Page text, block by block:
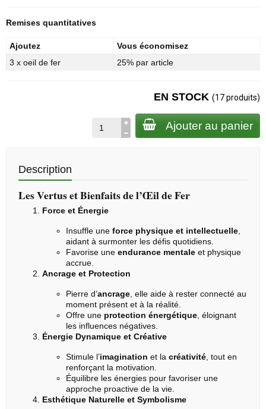
Remises quantitatives
Ajoutez
Vous économisez
3 x oeil de fer
25% par article
EN STOCK (17 produits)
Ajouter au panier
Description
Les Vertus et Bienfaits de l’Œil de Fer
Force et Énergie
Insuffle une force physique et intellectuelle
aidant à surmonter les défis quotidiens.
Favorise une endurance mentale et physique
accrue.
Ancrage et Protection
Pierre d’ancrage , elle aide à rester connecté au
moment présent et à la réalité.
Offre une protection énergétique , éloignant
les influences négatives.
Énergie Dynamique et Créative
Stimule l’imagination et la créativité , tout en
renforçant la motivation.
Équilibre les énergies pour favoriser une
approche proactive de la vie.
Esthétique Naturelle et Symbolisme